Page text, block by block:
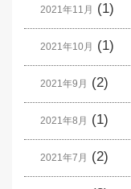
2021年11月 (1)
2021年10月 (1)
2021年9月 (2)
2021年8月 (1)
2021年7月 (2)